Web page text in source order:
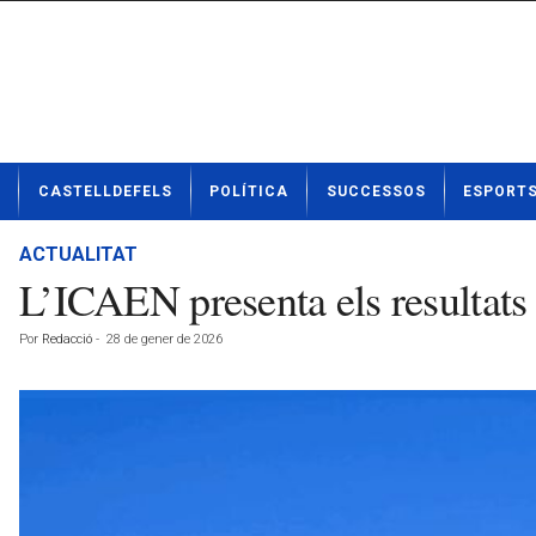
t
CASTELLDEFELS POLÍTICA SUCCESSOS ESPORTS
ACTUALITAT
L’ICAEN presenta els
Por Redacció - 28 de gener de 2026